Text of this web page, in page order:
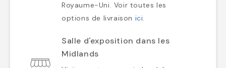
Royaume-Uni. Voir toutes les
options de livraison ici.
Salle d'exposition dans les
Midlands